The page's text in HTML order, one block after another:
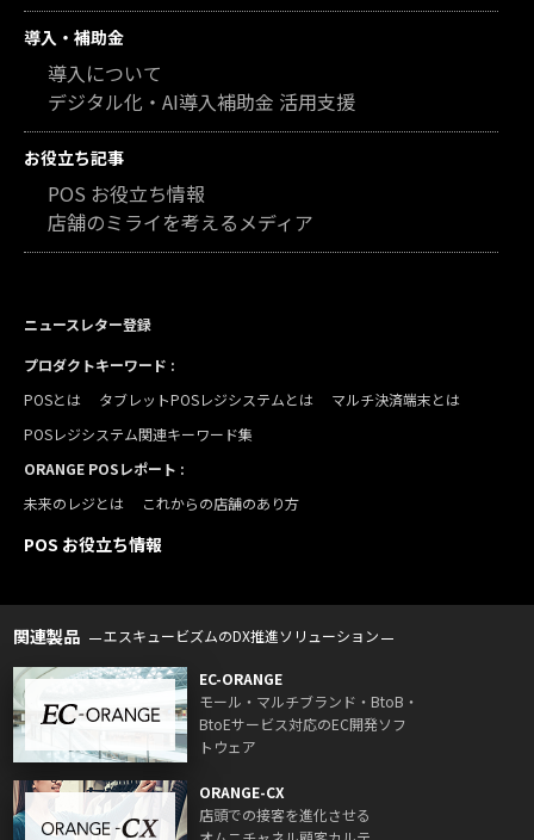
導入・補助金
導入について
デジタル化・AI導入補助金 活用支援
お役立ち記事
POS お役立ち情報
店舗のミライを考えるメディア
ニュースレター登録
プロダクトキーワード :
POSとは
タブレットPOSレジシステムとは
マルチ決済端末とは
POSレジシステム関連キーワード集
ORANGE POSレポート :
未来のレジとは
これからの店舗のあり方
POS お役立ち情報
関連製品 エスキュービズムのDX推進ソリューション
EC-ORANGE
モール・マルチブランド・BtoB・
BtoEサービス対応のEC開発ソフ
トウェア
ORANGE-CX
店頭での接客を進化させる